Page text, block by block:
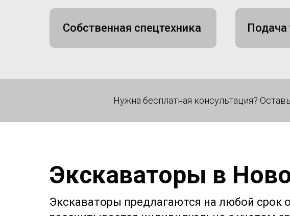
Подача
Собственная спецтехника
Нужна бесплатная консультация?
Экскаваторы в
Экскаваторы предлагаются на любой срок